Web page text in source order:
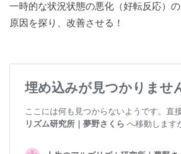
一時的な状況状態の悪化（好転反応）の
原因を探り、改善させる！